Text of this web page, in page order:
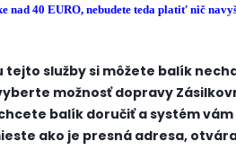
nad 40 EURO, nebudete teda platiť nič
tejto služby si môžete balík
možnosť dopravy
balík doručiť a systém
ako je presná adresa,